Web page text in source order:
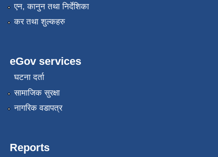
एन, कानुन तथा निर्देशिका
कर तथा शुल्कहरु
eGov services
घटना दर्ता
सामाजिक सुरक्षा
नागरिक वडापत्र
Reports